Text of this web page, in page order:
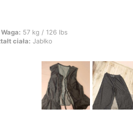
lbs, Biust: 92 cm / 36 in, Talia: 72 cm / 28
Waga: 57 kg / 126 lbs
ciała: Jabłko